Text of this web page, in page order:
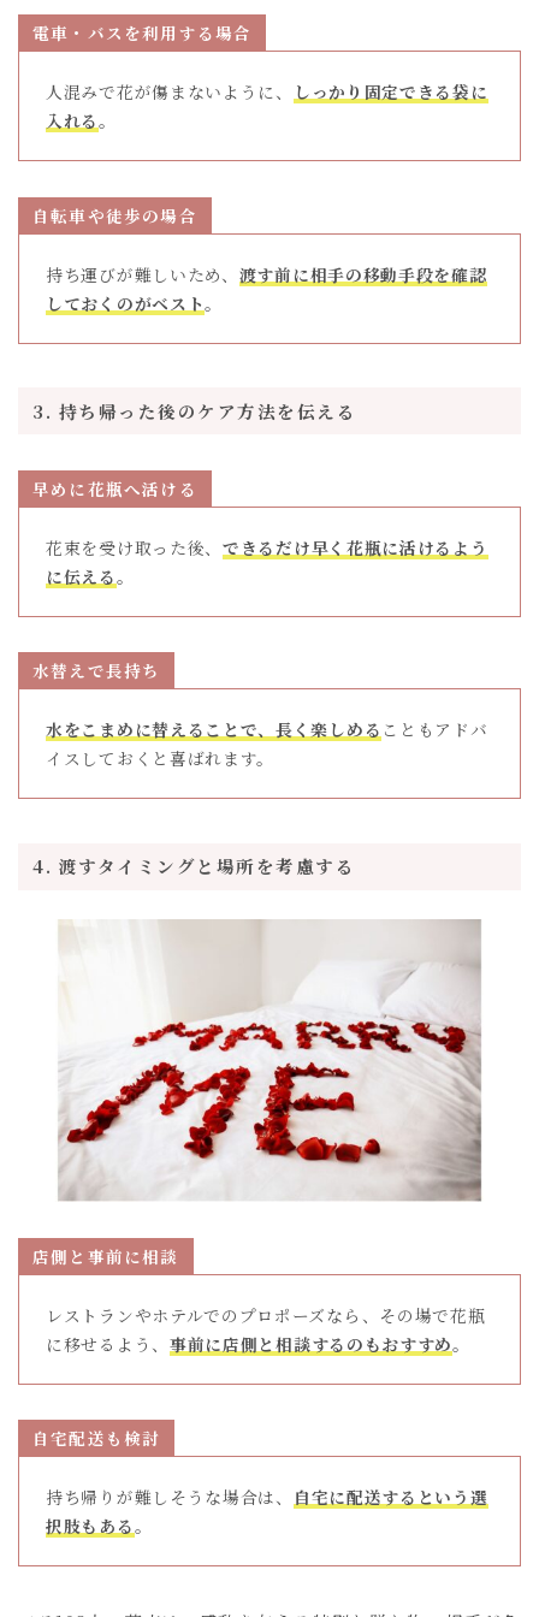
電車・バスを利用する場合
人混みで花が傷まないように、
しっかり固定できる袋に
入れる。
自転車や徒歩の場合
持ち運びが難しいため、 渡す前に相手の移動手段を確認
しておくのがベスト。
3. 持ち帰った後のケア方法を伝える
早めに花瓶へ活ける
花束を受け取った後、 できるだけ早く花瓶に活けるよう
に伝える。
水替えで長持ち
水をこまめに替えることで、長く楽しめる こともアドバ
イスしておくと喜ばれます。
4. 渡すタイミングと場所を考慮する
店側と事前に相談
レストランやホテルでのプロポーズなら、その場で花瓶
に移せるよう、 事前に店側と相談するのもおすすめ。
自宅配送も検討
持ち帰りが難しそうな場合は、
自宅に配送するという選
択肢もある。